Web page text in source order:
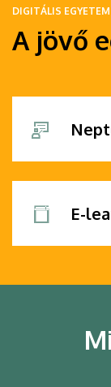
DIGITÁLIS EGYETEM
A jövő
E-